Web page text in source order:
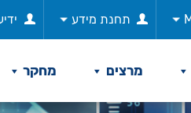
תחנת מידע
מרצים מחקר